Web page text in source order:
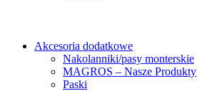
Akcesoria dodatkowe
Nakolanniki/pasy monterskie
MAGROS – Nasze Produkty
Paski